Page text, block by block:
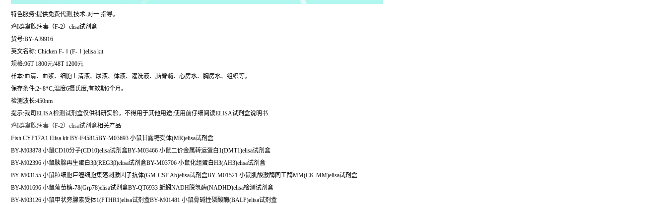
特色服务:提供免费代测,技术-对一 指导。
鸡I群禽腺病毒（F-2）elisa试剂盒
货号:BY-AJ9916
英文名称: Chicken F-Ⅰ(F-Ⅰ)elisa kit
规格:96T 1800元/48T 1200元
样本:血清、血浆、细胞上清液、尿液、体液、灌洗液、脑脊髓、心房水、胸房水、组织等。
保存条件:2~8*C,温度6摄氏度,有效期6个月。
检测波长:450nm
提示:我司ELISA检测试剂盒仅供科研实验，不得用于其他用途;使用前仔细阅读ELISA试剂盒说明书
鸡I群禽腺病毒（F-2）elisa试剂盒相关产品
Fish CYP17A1 Elisa kit BY-F45815BY-M03693 小鼠甘露糖受体(MR)elisa试剂盒
BY-M03878 小鼠CD10分子(CD10)elisa试剂盒BY-M03466 小鼠二价金属转运蛋白1(DMT1)elisa试剂盒
BY-M02396 小鼠胰腺再生蛋白3β(REG3β)elisa试剂盒BY-M03706 小鼠化组蛋白H3(AH3)elisa试剂盒
BY-M03155 小鼠粒细胞巨噬细胞集落刺激因子抗体(GM-CSF Ab)elisa试剂盒BY-M01521 小鼠肌酸激酶同工酶MM(CK-MM)elisa试剂盒
BY-M01696 小鼠葡萄糖-78(Grp78)elisa试剂盒BY-QT6933 蚯蚓NADH脱氢酶(NADHD)elisa检测试剂盒
BY-M03126 小鼠甲状旁腺素受体1(PTHR1)elisa试剂盒BY-M01481 小鼠骨碱性磷酸酶(BALP)elisa试剂盒